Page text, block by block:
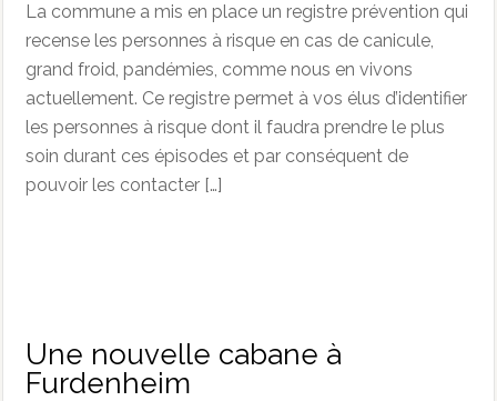
La commune a mis en place un registre prévention qui
recense les personnes à risque en cas de canicule,
grand froid, pandémies, comme nous en vivons
actuellement. Ce registre permet à vos élus d’identifier
les personnes à risque dont il faudra prendre le plus
soin durant ces épisodes et par conséquent de
pouvoir les contacter […]
Une nouvelle cabane à
Furdenheim